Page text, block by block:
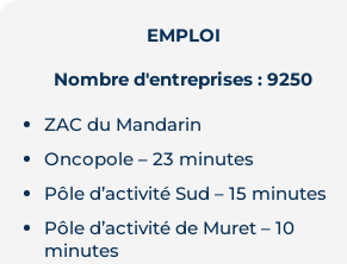
EMPLOI
Nombre d'entreprises : 9250
ZAC du Mandarin
Oncopole – 23 minutes
Pôle d’activité Sud – 15 minutes
Pôle d’activité de Muret – 10
minutes